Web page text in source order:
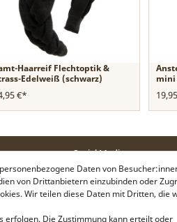
Haarreif Flechtoptik &
Edelweiß (schwarz)
€*
mini
Social Media
Instagram
Facebook
Daten von
von Drittanbietern einzubinden oder
Wir teilen diese Daten mit Dritten, die
erfolgen. Die Zustimmung kann erteilt oder